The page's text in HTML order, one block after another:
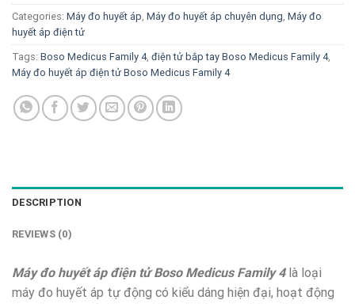
Categories: Máy đo huyết áp, Máy đo huyết áp chuyên dụng, Máy đo
huyết áp điện tử
Tags: Boso Medicus Family 4, điện tử bắp tay Boso Medicus Family 4,
Máy đo huyết áp điện tử Boso Medicus Family 4
DESCRIPTION
REVIEWS (0)
Máy đo huyết áp điện tử Boso Medicus Family 4là loại
máy đo huyết áp tự động có kiểu dáng hiện đại, hoạt động